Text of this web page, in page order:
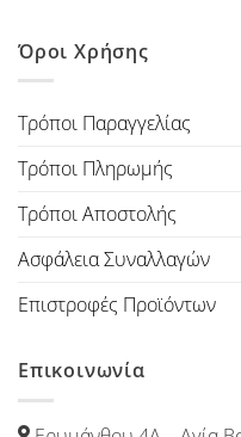
Όροι Χρήσης
Τρόποι Παραγγελίας
Τρόποι Πληρωμής
Τρόποι Αποστολής
Ασφάλεια Συναλλαγών
Επιστροφές Προϊόντων
Επικοινωνία